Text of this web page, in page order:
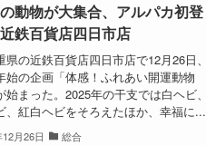
動物が大集合、アルパカ初登
鉄百貨店四日市店
の近鉄百貨店四日市店で12月26日、
始の企画「体感！ふれあい開運動物
始まった。2025年の干支では白ヘビ、
、紅白ヘビをそろえたほか、幸福に...
月26日 総合